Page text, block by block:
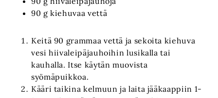
90 g kiehuvaa vettä
Keitä 90 grammaa vettä ja sekoita kiehuva
vesi hiivaleipäjauhoihin lusikalla tai
kauhalla. Itse käytän muovista
syömäpuikkoa.
Kääri taikina kelmuun ja laita jääkaappiin 1-